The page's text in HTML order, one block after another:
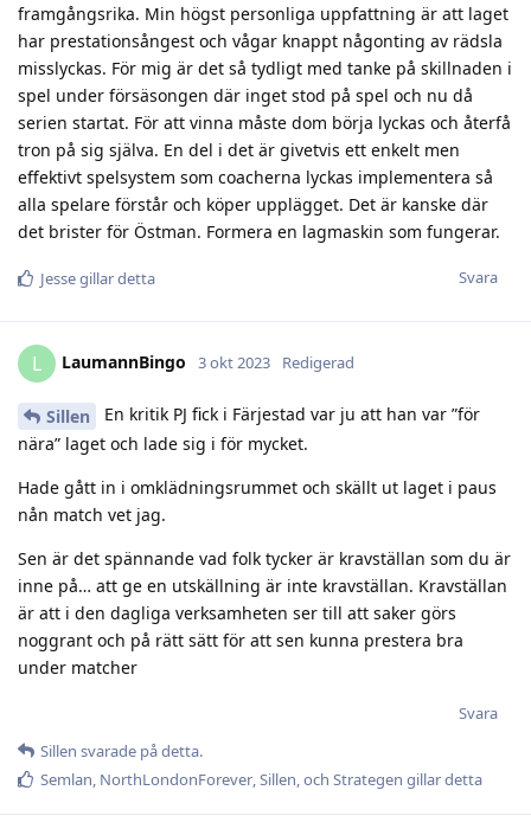
framgångsrika. Min högst personliga uppfattning är att laget
har prestationsångest och vågar knappt någonting av rädsla
misslyckas. För mig är det så tydligt med tanke på skillnaden i
spel under försäsongen där inget stod på spel och nu då
serien startat. För att vinna måste dom börja lyckas och återfå
tron på sig själva. En del i det är givetvis ett enkelt men
effektivt spelsystem som coacherna lyckas implementera så
alla spelare förstår och köper upplägget. Det är kanske där
det brister för Östman. Formera en lagmaskin som fungerar.
Svara
Jessegillar detta
L LaumannBingo 3 okt 2023 Redigerad
Sillen
En kritik PJ fick i Färjestad var ju att han var ”för
nära” laget och lade sig i för mycket.
Hade gått in i omklädningsrummet och skällt ut laget i paus
nån match vet jag.
Sen är det spännande vad folk tycker är kravställan som du är
inne på… att ge en utskällning är inte kravställan. Kravställan
är att i den dagliga verksamheten ser till att saker görs
noggrant och på rätt sätt för att sen kunna prestera bra
under matcher
Svara
Sillen svarade på detta.
Semlan, NorthLondonForever,Sillen, och Strategen gillar detta